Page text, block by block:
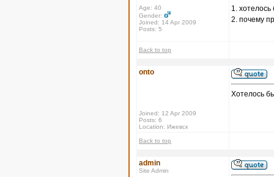
Age: 40
Gender:
Joined: 14 Apr 2009
Posts: 5
1.
2. почему
Back to top
onto
Joined: 12 Apr 2009
Posts: 6
Location: Ижевск
Хотелось
Back to top
admin
Site Admin